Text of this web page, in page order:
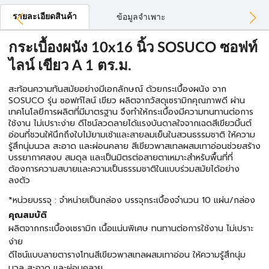
รายละเอียดสินค้า ข้อมูลจำเพาะ
กระเบื้องผนัง 10x16 นิ้ว SOSUCO ซอฟท์
ไลน์ เขียว A 1 ตร.ม.
สะท้อนความทันสมัยอย่างมีเอกลักษณ์ ด้วยกระเบื้องผนัง จาก
SOSUCO รุ่น ซอฟท์ไลน์ เขียว ผลิตจากวัสดุเซรามิกคุณภาพดี ผ่าน
เทคโนโลยีการผลิตที่มีมาตรฐาน จึงทำให้กระเบื้องมีความทนทานต่อการ
ใช้งาน ไม่เปราะง่าย ดีไซน์ลวดลายได้แรงบันดาลใจจากเฉดสีเขียวมิ้นต์
อ่อนที่ชวนให้นึกถึงใบไม้ยามเช้าและสายลมเย็นในสวนธรรมชาติ ให้ความ
รู้สึกนุ่มนวล สะอาด และผ่อนคลาย สีเขียวพาสเทลผสมเทาอ่อนช่วยสร้าง
บรรยากาศสงบ สมดุล และเป็นมิตรต่อสายตาเหมาะสำหรับพื้นที่ที่
ต้องการความสบายและความเป็นธรรมชาติในแบบร่วมสมัยได้อย่าง
ลงตัว
*หน่วยบรรจุ : จำหน่ายเป็นกล่อง บรรจุกระเบื้องจำนวน 10 แผ่น/กล่อง
คุณสมบัติ
ผลิตจากกระเบื้องเซรามิก เนื้อแน่นพิเศษ ทนทานต่อการใช้งาน ไม่เปราะ
ง่าย
ดีไซน์แบบลายตารางโทนสีเขียวพาสเทลผสมเทาอ่อน ให้ความรู้สึกนุ่ม